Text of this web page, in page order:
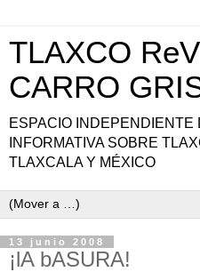
TLAXCO
CARRO
ESPACIO
INFORMATIVA SOBRE
TLAXCALA Y MÉXICO
13 junio 2008
¡lA bASURA!